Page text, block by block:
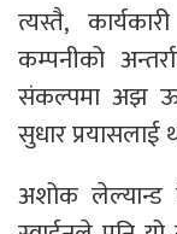
त्यस्तै,
कम्पनीको
संकल्पमा अझ
सुधार
अशोक लेल्यान्ड